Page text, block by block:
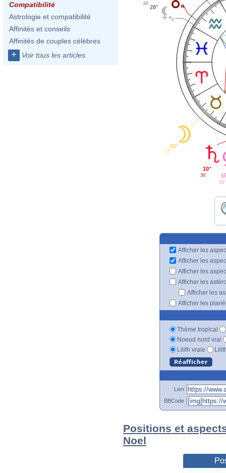
Compatibilité
Astrologie et compatibilité
Affinités et conseils
Affinités de couples célèbres
+ Voir tous les articles
28°
34'
15°
23'
10°
36'
57'
Afficher les
Afficher les
Afficher les
Afficher les
Afficher les
Afficher les
Thème tropical
Noeud nord vrai
Lilith vraie
Lien
BBCode
Positions et
Noel